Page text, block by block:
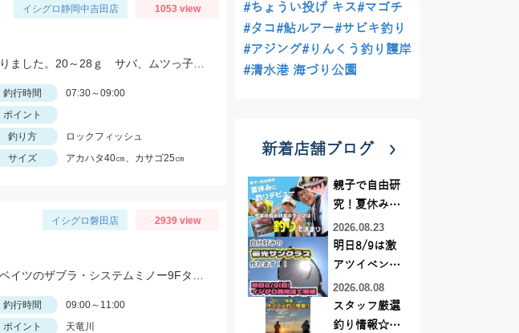
イシグロ静岡中吉田店 1053 view
釣行時間
07:30～09:00
ポイント
釣り方
ロックフィッシュ
サイズ アカハタ40㎝、カサゴ25㎝
イシグロ磐田店 2939 view
釣行時間
09:00～11:00
ポイント
天竜川
#ちょうい投げ キス#マゴチ
#タコ#鮎ルアー#サビキ釣り
#アジング#りんくう釣り護岸
#清水港 海づり公園
新着店舗ブログ
親子で自由研
究！夏休みに
釣りデビュー
2026.08.23
明日8/9は激
アツイベント
日！！！～オ
ーダー偏光グ
ラス受注会～
2026.08.08
スタッフ厳選
釣り情報☆彡